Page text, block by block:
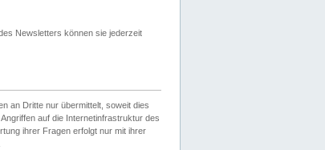
Newsletters können sie jederzeit
an Dritte nur übermittelt, soweit dies
auf die Internetinfrastruktur des
ihrer Fragen erfolgt nur mit ihrer